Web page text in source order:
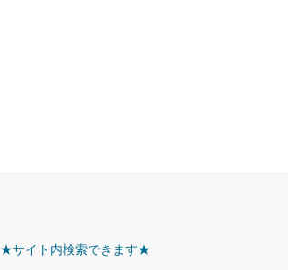
★サイト内検索できます★